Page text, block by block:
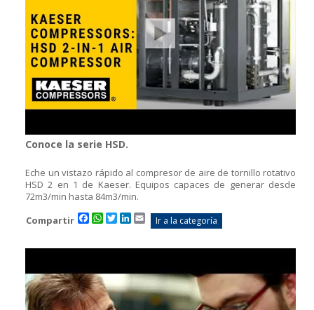
Conoce la serie HSD.
Eche un vistazo rápido al compresor de aire de tornillo rotativo
HSD 2 en 1 de Kaeser. Equipos capaces de generar desde
72m3/min hasta 84m3/min.
Compartir
Facebook
WhatsApp
TwitterLinkedIn
Email
Ir a la categoría